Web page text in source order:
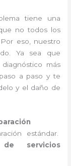
tiene una
no todos los
eso, nuestro
Ya sea que
más
a paso y te
y el daño de
estándar.
servicios